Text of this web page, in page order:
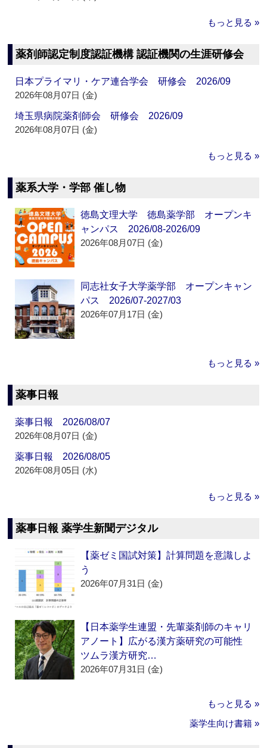
もっと見る »
薬剤師認定制度認証機構 認証機関の生涯研修会
日本プライマリ・ケア連合学会 研修会 2026/09
2026年08月07日 (金)
埼玉県病院薬剤師会 研修会 2026/09
2026年08月07日 (金)
もっと見る »
薬系大学・学部 催し物
徳島文理大学 徳島薬学部 オープンキ
ャンパス 2026/08-2026/09
2026年08月07日 (金)
同志社女子大学薬学部 オープンキャン
パス 2026/07-2027/03
2026年07月17日 (金)
もっと見る »
薬事日報
薬事日報 2026/08/07
2026年08月07日 (金)
薬事日報 2026/08/05
2026年08月05日 (水)
もっと見る »
薬事日報 薬学生新聞デジタル
【薬ゼミ国試対策】計算問題を意識しよ
う
2026年07月31日 (金)
【日本薬学生連盟・先輩薬剤師のキャリ
アノート】広がる漢方薬研究の可能性
ツムラ漢方研究…
2026年07月31日 (金)
もっと見る »
薬学生向け書籍 »